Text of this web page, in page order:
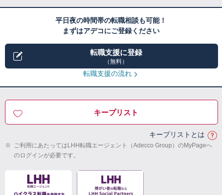
平日夜の時間帯の転職相談も可能！
まずはアデコにご登録ください
転職支援に登録
（無料）
転職支援の流れ
キープリスト
キープリストとは
※ ご利用にあたってはLHH転職エージェント（Adecco Group）のMyPageへ
のログインが必要です。